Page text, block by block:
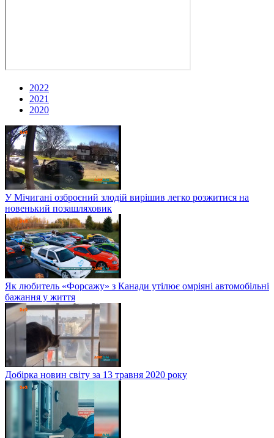
2022
2021
2020
У Мічигані озброєний злодій вирішив легко розжитися на
новенький позашляховик
Як любитель «Форсажу» з Канади утілює омріяні автомобільні
бажання у життя
Добірка новин світу за 13 травня 2020 року